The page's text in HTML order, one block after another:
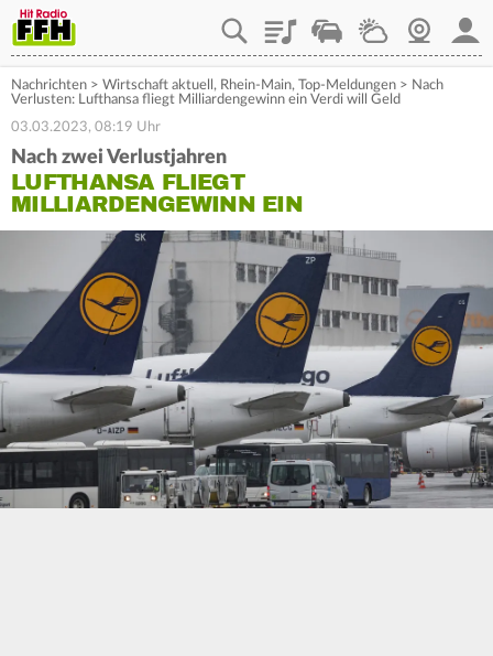
PlaylistStaupilotWetterWebcam
Nachrichten > Wirtschaft aktuell , Rhein-Main, Top-Meldungen > Nach
Verlusten: Lufthansa fliegt Milliardengewinn ein Verdi will Geld
03.03.2023, 08:19 Uhr
Nach zwei Verlustjahren
LUFTHANSA FLIEGT
MILLIARDENGEWINN EIN